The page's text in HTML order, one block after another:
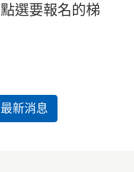
選要報名的梯
新消息